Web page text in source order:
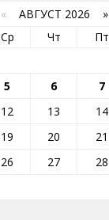
« АВГУСТ 2026 »
Ср Чт Пт
5 6 7
12 13 14
19 20 21
26 27 28